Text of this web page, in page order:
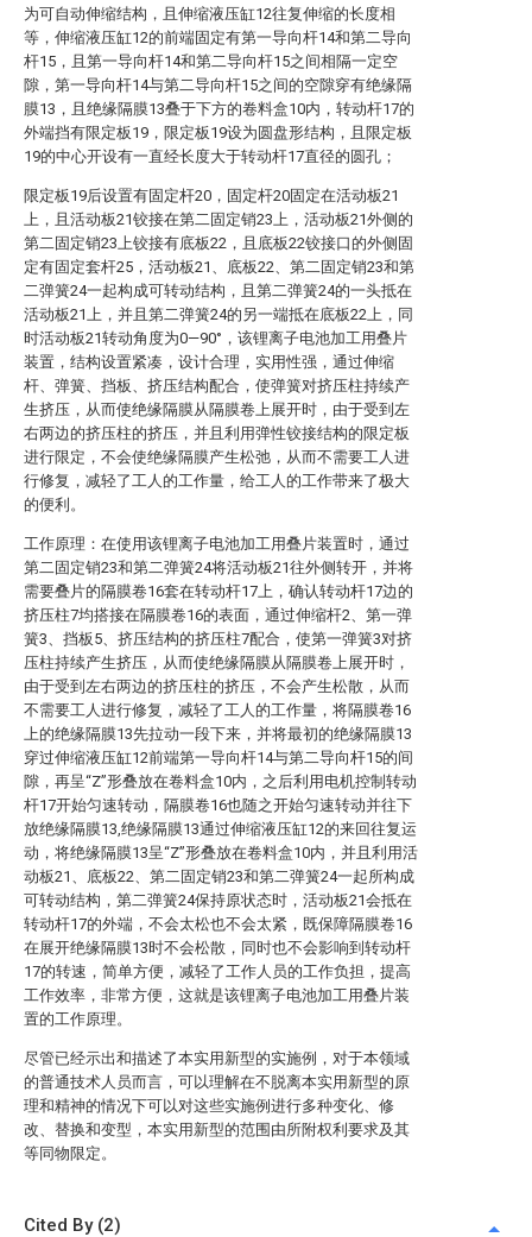
为可自动伸缩结构，且伸缩液压缸12往复伸缩的长度相
等，伸缩液压缸12的前端固定有第一导向杆14和第二导向
杆15，且第一导向杆14和第二导向杆15之间相隔一定空
隙，第一导向杆14与第二导向杆15之间的空隙穿有绝缘隔
膜13，且绝缘隔膜13叠于下方的卷料盒10内，转动杆17的
外端挡有限定板19，限定板19设为圆盘形结构，且限定板
19的中心开设有一直经长度大于转动杆17直径的圆孔；
限定板19后设置有固定杆20，固定杆20固定在活动板21
上，且活动板21铰接在第二固定销23上，活动板21外侧的
第二固定销23上铰接有底板22，且底板22铰接口的外侧固
定有固定套杆25，活动板21、底板22、第二固定销23和第
二弹簧24一起构成可转动结构，且第二弹簧24的一头抵在
活动板21上，并且第二弹簧24的另一端抵在底板22上，同
时活动板21转动角度为0—90°，该锂离子电池加工用叠片
装置，结构设置紧凑，设计合理，实用性强，通过伸缩
杆、弹簧、挡板、挤压结构配合，使弹簧对挤压柱持续产
生挤压，从而使绝缘隔膜从隔膜卷上展开时，由于受到左
右两边的挤压柱的挤压，并且利用弹性铰接结构的限定板
进行限定，不会使绝缘隔膜产生松弛，从而不需要工人进
行修复，减轻了工人的工作量，给工人的工作带来了极大
的便利。
工作原理：在使用该锂离子电池加工用叠片装置时，通过
第二固定销23和第二弹簧24将活动板21往外侧转开，并将
需要叠片的隔膜卷16套在转动杆17上，确认转动杆17边的
挤压柱7均搭接在隔膜卷16的表面，通过伸缩杆2、第一弹
簧3、挡板5、挤压结构的挤压柱7配合，使第一弹簧3对挤
压柱持续产生挤压，从而使绝缘隔膜从隔膜卷上展开时，
由于受到左右两边的挤压柱的挤压，不会产生松散，从而
不需要工人进行修复，减轻了工人的工作量，将隔膜卷16
上的绝缘隔膜13先拉动一段下来，并将最初的绝缘隔膜13
穿过伸缩液压缸12前端第一导向杆14与第二导向杆15的间
隙，再呈“Z”形叠放在卷料盒10内，之后利用电机控制转动
杆17开始匀速转动，隔膜卷16也随之开始匀速转动并往下
放绝缘隔膜13,绝缘隔膜13通过伸缩液压缸12的来回往复运
动，将绝缘隔膜13呈“Z”形叠放在卷料盒10内，并且利用活
动板21、底板22、第二固定销23和第二弹簧24一起所构成
可转动结构，第二弹簧24保持原状态时，活动板21会抵在
转动杆17的外端，不会太松也不会太紧，既保障隔膜卷16
在展开绝缘隔膜13时不会松散，同时也不会影响到转动杆
17的转速，简单方便，减轻了工作人员的工作负担，提高
工作效率，非常方便，这就是该锂离子电池加工用叠片装
置的工作原理。
尽管已经示出和描述了本实用新型的实施例，对于本领域
的普通技术人员而言，可以理解在不脱离本实用新型的原
理和精神的情况下可以对这些实施例进行多种变化、修
改、替换和变型，本实用新型的范围由所附权利要求及其
等同物限定。
Cited By (2)